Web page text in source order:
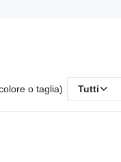
o taglia) Tutti